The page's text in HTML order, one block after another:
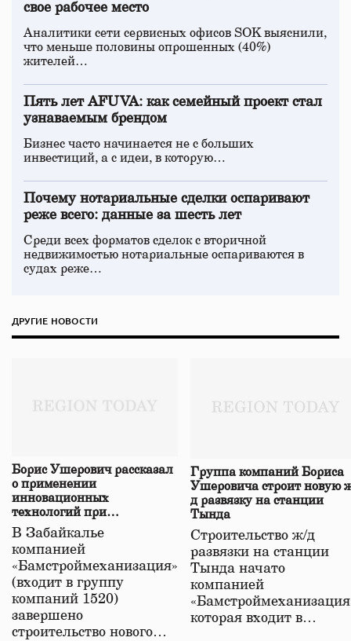
свое рабочее место
Аналитики сети сервисных офисов SOK выяснили,
что меньше половины опрошенных (40%)
жителей…
Пять лет AFUVA: как семейный проект стал
узнаваемым брендом
Бизнес часто начинается не с больших
инвестиций, а с идеи, в которую…
Почему нотариальные сделки оспаривают
реже всего: данные за шесть лет
Среди всех форматов сделок с вторичной
недвижимостью нотариальные оспариваются в
судах реже…
ДРУГИЕ НОВОСТИ
Борис Ушерович рассказал
о применении
инновационных
технологий при
строительстве нового моста
в Забайкалье
В Забайкалье
компанией
«Бамстроймеханизация»
(входит в группу
компаний 1520)
завершено
строительство нового…
Группа компаний Бориса
Ушеровича строит новую
д развязку на станции
Тында
Строительство ж/д
развязки на станции
Тында начато
компанией
которая входит в…